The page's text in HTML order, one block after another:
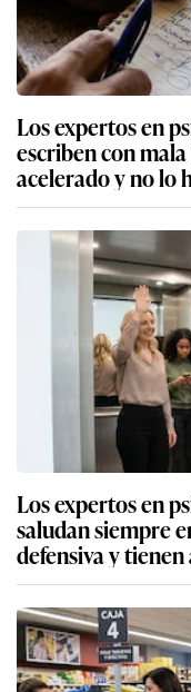
Los expertos en
escriben con
acelerado y no lo
Los expertos en
saludan siempre
defensiva y